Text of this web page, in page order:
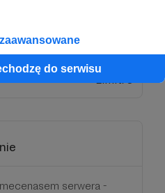
do serwisu
na serwerze!
Limit: 3
serwera -